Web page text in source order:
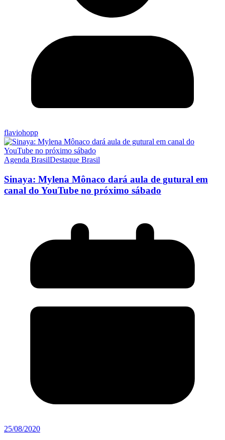
flaviohopp
Agenda BrasilDestaque Brasil
Sinaya: Mylena Mônaco dará aula de gutural em
canal do YouTube no próximo sábado
25/08/2020